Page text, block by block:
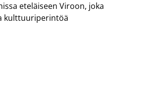
eteläiseen Viroon, joka
kulttuuriperintöä